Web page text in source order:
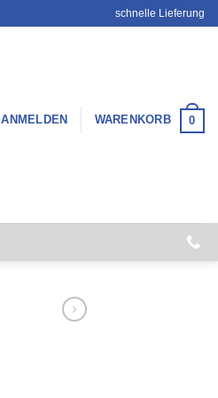
schnelle Lieferung
ANMELDEN WARENKORB 0